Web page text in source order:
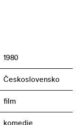
1980
Československo
film
komedie